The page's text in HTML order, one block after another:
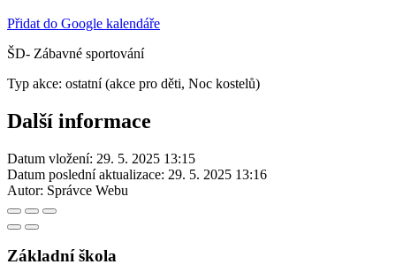
Přidat do Google kalendáře
ŠD- Zábavné sportování
Typ akce: ostatní (akce pro děti, Noc kostelů)
Další informace
Datum vložení: 29. 5. 2025 13:15
Datum poslední aktualizace: 29. 5. 2025 13:16
Autor: Správce Webu
Základní škola